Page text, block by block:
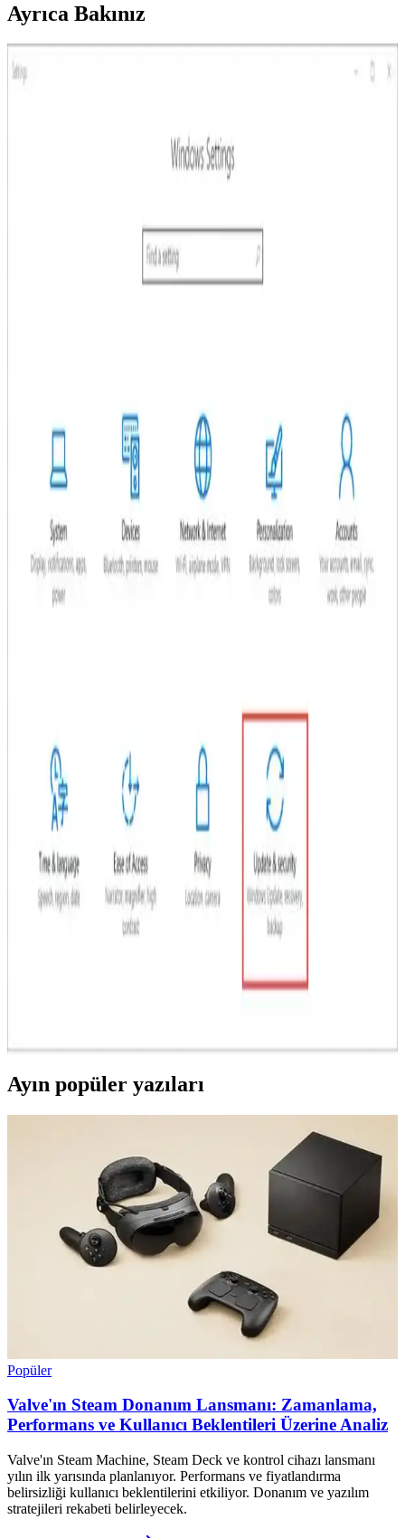
Ayrıca Bakınız
Lenovo Güvenli Mod Açma Yöntemleri ve Alternatif
Çözüm Yolları
kombinasyonları ve sistem ayarlarıyla ilgili detaylar. Sorun giderme
ve sistem güvenliği için önemli bilgiler içerir.
Samsung telefonlarda virüs ve kötü amaçlı yazılım temizliği için
güncel yöntemler, güvenlik güncellemeleri ve kullanıcı deneyimleri
detaylı şekilde anlatılıyor.
Android Telefonlarda Reklam Virüsü Temizleme ve
Güvenlik Önlemleri Rehberi
Android telefonlarda reklam virüsü sorununu çözmek için antivirüs
kullanımı, güvenli mod, uygulama izinleri ve güncellemeler gibi
temel adımlar anlatılıyor. Cihaz güvenliği için pratik öneriler içerir.
Bilgisayar Kırmızı Ekran Nedenleri ve Çözüm
Yolları Hakkında Kapsamlı Rehber
veri kaybına yol açabilir. Bu makalede, donma nedenleri ve etkili
çözüm yollarını bulabilirsiniz.
Xiaomi Güvenli Mod Nedir ve Güvenlik ile Gizlilik
İçin Nasıl Kullanılır
Xiaomi güvenli modu, cihazın temel işlevselliğini koruyarak
sorunları tanımlamaya ve gidermeye yardımcı olur. Güvenlik ve
gizlilik açısından önemli olan bu özellik, kötü amaçlı yazılımları
tespit edip etkisiz hale getirir.
Bilgisayar Güvenli Modda Başlatma Yöntemleri ve
Ayın popüler yazıları
Popüler
Valve'ın Steam Donanım Lansmanı: Zamanlama,
Performans ve Kullanıcı Beklentileri Üzerine Analiz
Valve'ın Steam Machine, Steam Deck ve kontrol cihazı lansmanı
yılın ilk yarısında planlanıyor. Performans ve fiyatlandırma
belirsizliği kullanıcı beklentilerini etkiliyor. Donanım ve yazılım
stratejileri rekabeti belirleyecek.